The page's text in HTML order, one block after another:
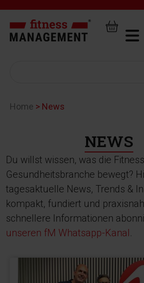
Home > News
NEWS
Du willst wissen, was die
Gesundheitsbranche bewegt?
tagesaktuelle News, Trends &
kompakt, fundiert und
schnellere Informationen
unseren fM Whatsapp-Kanal.